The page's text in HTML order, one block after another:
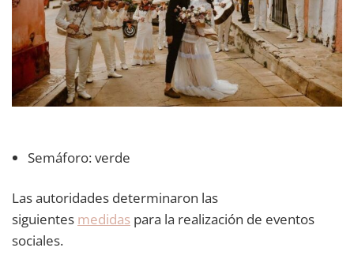
Semáforo: verde
Las autoridades determinaron las
siguientes medidas para la realización de eventos
sociales.